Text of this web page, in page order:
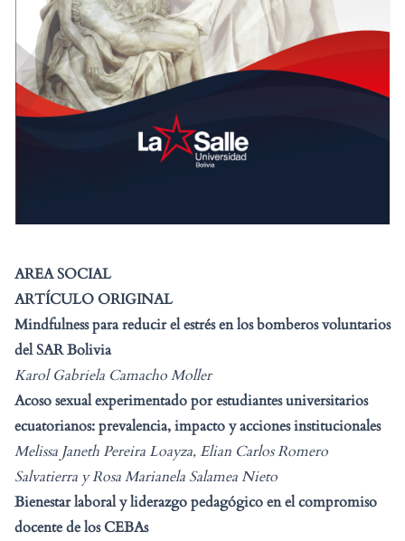
AREA SOCIAL
ARTÍCULO ORIGINAL
Mindfulness para reducir el estrés en los bomberos voluntarios
del SAR Bolivia
Karol Gabriela Camacho Moller
Acoso sexual experimentado por estudiantes universitarios
ecuatorianos: prevalencia, impacto y acciones institucionales
Melissa Janeth Pereira Loayza, Elian Carlos Romero
Salvatierra y Rosa Marianela Salamea Nieto
Bienestar laboral y liderazgo pedagógico en el compromiso
docente de los CEBAs